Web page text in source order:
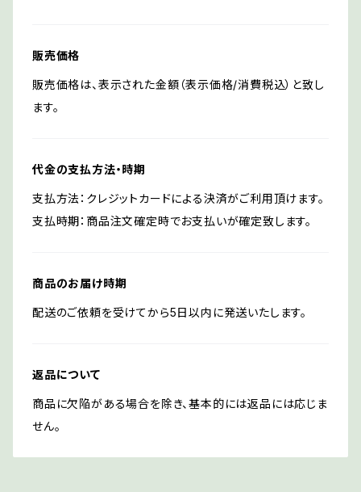
販売価格
販売価格は、表示された金額（表示価格/消費税込）と致し
ます。
代金の支払方法・時期
支払方法：クレジットカードによる決済がご利用頂けます。
支払時期：商品注文確定時でお支払いが確定致します。
商品のお届け時期
配送のご依頼を受けてから5日以内に発送いたします。
返品について
商品に欠陥がある場合を除き、基本的には返品には応じま
せん。